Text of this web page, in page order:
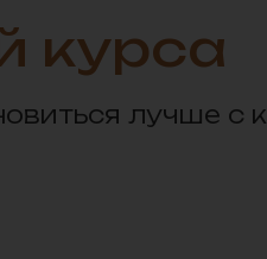
курса
лучше с